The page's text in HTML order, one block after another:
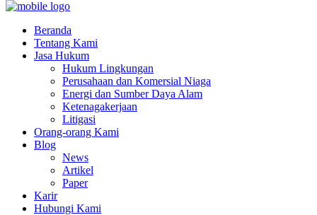
Beranda
Tentang Kami
Jasa Hukum
Hukum Lingkungan
Perusahaan dan Komersial Niaga
Energi dan Sumber Daya Alam
Ketenagakerjaan
Litigasi
Orang-orang Kami
Blog
News
Artikel
Paper
Karir
Hubungi Kami